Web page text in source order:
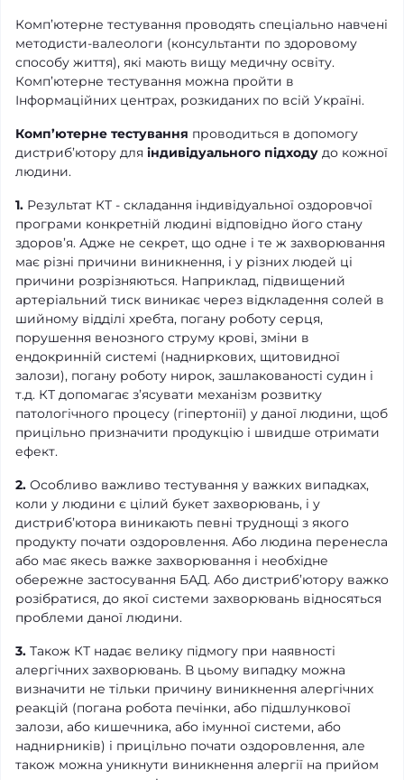
Комп’ютерне тестування проводять спеціально навчені
методисти-валеологи (консультанти по здоровому
способу життя), які мають вищу медичну освіту.
Комп’ютерне тестування можна пройти в
Інформаційних центрах, розкиданих по всій Україні.
Комп’ютерне тестування проводиться в допомогу
дистриб’ютору для індивідуального підходу до кожної
людини.
1. Результат КТ - складання індивідуальної оздоровчої
програми конкретній людині відповідно його стану
здоров’я. Адже не секрет, що одне і те ж захворювання
має різні причини виникнення, і у різних людей ці
причини розрізняються. Наприклад, підвищений
артеріальний тиск виникає через відкладення солей в
шийному відділі хребта, погану роботу серця,
порушення венозного струму крові, зміни в
ендокринній системі (надниркових, щитовидної
залози), погану роботу нирок, зашлакованості судин і
т.д. КТ допомагає з’ясувати механізм розвитку
патологічного процесу (гіпертонії) у даної людини, щоб
прицільно призначити продукцію і швидше отримати
ефект.
2. Особливо важливо тестування у важких випадках,
коли у людини є цілий букет захворювань, і у
дистриб’ютора виникають певні труднощі з якого
продукту почати оздоровлення. Або людина перенесла
або має якесь важке захворювання і необхідне
обережне застосування БАД. Або дистриб’ютору важко
розібратися, до якої системи захворювань відносяться
проблеми даної людини.
3. Також КТ надає велику підмогу при наявності
алергічних захворювань. В цьому випадку можна
визначити не тільки причину виникнення алергічних
реакцій (погана робота печінки, або підшлункової
залози, або кишечника, або імунної системи, або
наднирників) і прицільно почати оздоровлення, але
також можна уникнути виникнення алергії на прийом